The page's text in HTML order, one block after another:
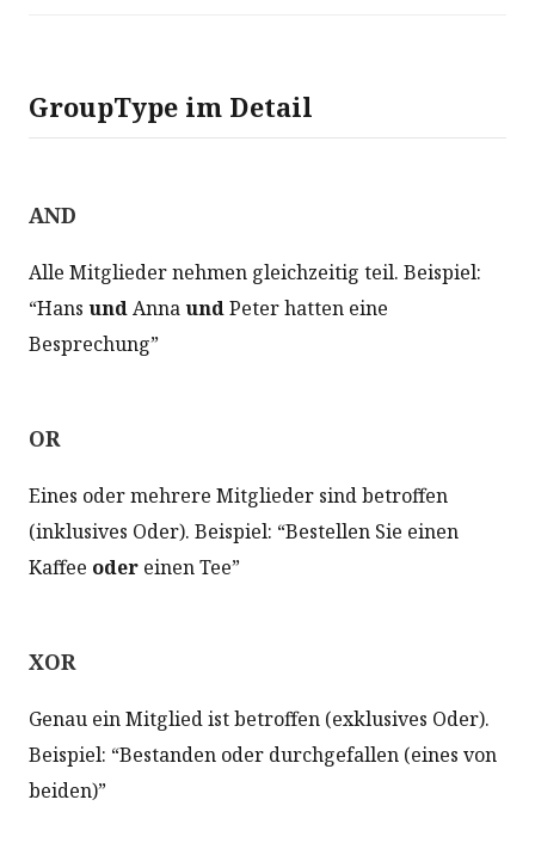
GroupType im Detail
AND
Alle Mitglieder nehmen gleichzeitig teil. Beispiel:
“Hans undAnnaundPeter hatten eine
Besprechung”
OR
Eines oder mehrere Mitglieder sind betroffen
(inklusives Oder). Beispiel: “Bestellen Sie einen
Kaffee oder einen Tee”
XOR
Genau ein Mitglied ist betroffen (exklusives Oder).
Beispiel: “Bestanden oder durchgefallen (eines von
beiden)”